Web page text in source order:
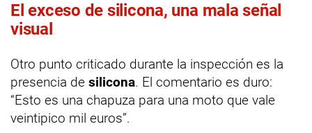
El exceso de silicona, una mala señal
visual
Otro punto criticado durante la inspección es la
presencia de silicona. El comentario es duro:
“Esto es una chapuza para una moto que vale
veintipico mil euros”.